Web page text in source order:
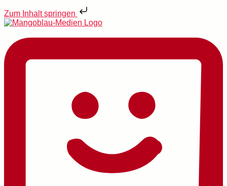
Zum Inhalt springen